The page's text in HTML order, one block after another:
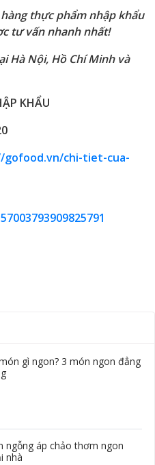
thực phẩm nhập khẩu
tư vấn nhanh nhất!
Hà Nội, Hồ Chí Minh và
KHẨU
chi-tiet-cua-
gì ngon? 3 món ngon đẳng
ngỗng áp chảo thơm ngon
nhà